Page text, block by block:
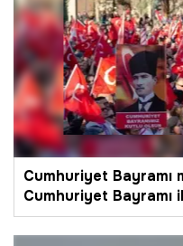
Cumhuriyet Bayramı
Cumhuriyet Bayramı
Cumhuriyet Bayramı
seçenekleri!